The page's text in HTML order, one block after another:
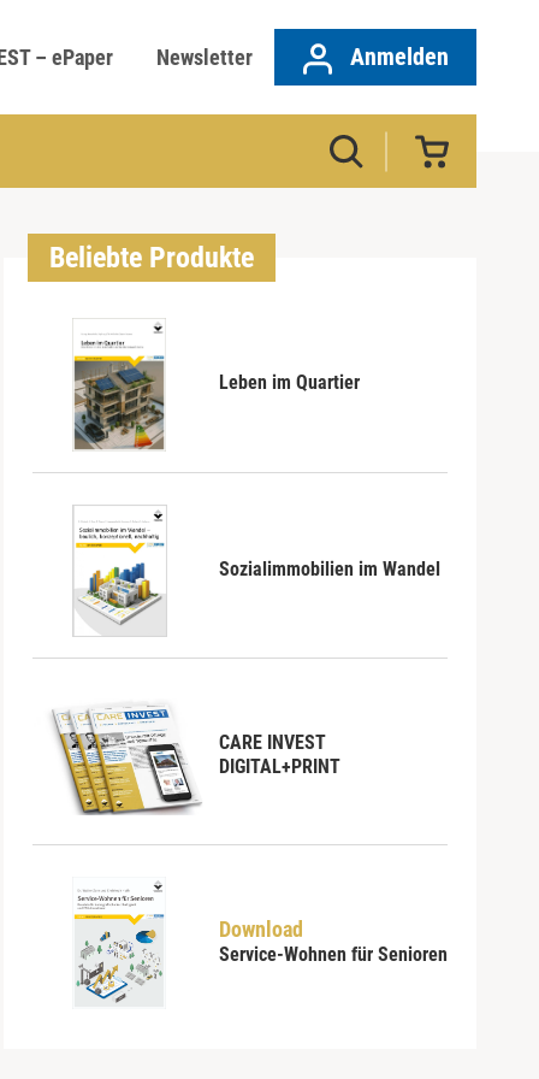
– ePaper Newsletter Anmelden
Beliebte Produkte
Leben im Quartier
Sozialimmobilien im Wandel
CARE INVEST
DIGITAL+PRINT
Download
Service-Wohnen für Senioren